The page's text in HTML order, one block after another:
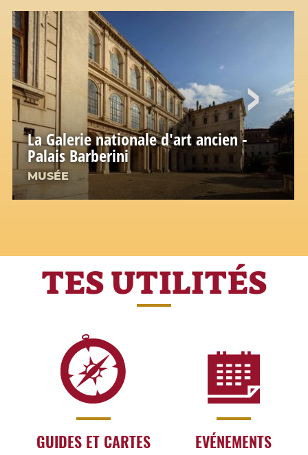
La Galerie nationale d'art ancien -
Palais Barberini
MUSÉE
TES UTILITÉS
GUIDES ET CARTES EVÉNEMENTS